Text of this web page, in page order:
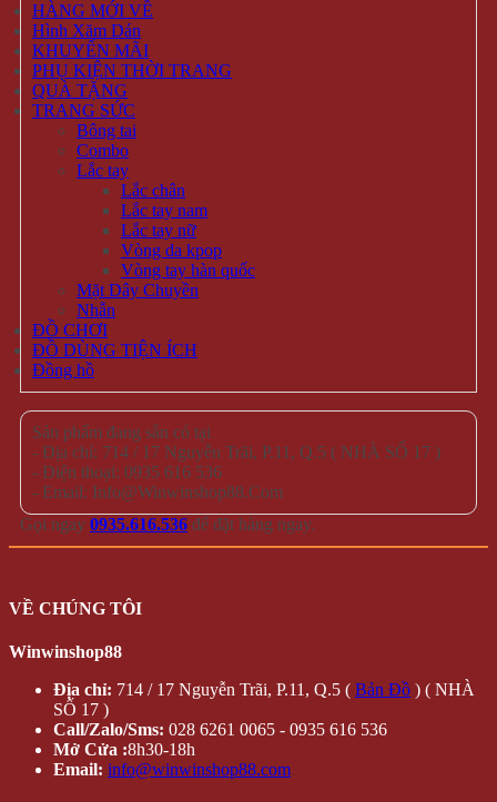
HÀNG MỚI VỀ
Hình Xăm Dán
KHUYẾN MÃI
PHỤ KIỆN THỜI TRANG
QUÀ TẶNG
TRANG SỨC
Bông tai
Combo
Lắc tay
Lắc chân
Lắc tay nam
Lắc tay nữ
Vòng da kpop
Vòng tay hàn quốc
Mặt Dây Chuyền
Nhẫn
ĐỒ CHƠI
ĐỒ DÙNG TIỆN ÍCH
Đồng hồ
Sản phẩm đang sẵn có tại
- Địa chỉ: 714 / 17 Nguyễn Trãi, P.11, Q.5 ( NHÀ SỐ 17 )
- Điện thoại: 0935 616 536
- Email: Info@Winwinshop88.Com
Gọi ngay 0935.616.536 để đặt hàng ngay.
VỀ CHÚNG TÔI
Winwinshop88
Địa chỉ: 714 / 17 Nguyễn Trãi, P.11, Q.5 ( Bản Đồ ) ( NHÀ
SỐ 17 )
Call/Zalo/Sms: 028 6261 0065 - 0935 616 536
Mở Cửa :8h30-18h
Email: info@winwinshop88.com